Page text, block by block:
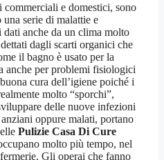
e domestici, sono
serie di malattie e
anche da un clima molto
dagli scarti organici che
il bagno è usato per la
anche per problemi fisiologici
cura dell’igiene poiché i
molto “sporchi”,
delle nuove infezioni
oppure malati, portano
Pulizie Casa Di Cure
molto più tempo, nel
Gli operai che fanno